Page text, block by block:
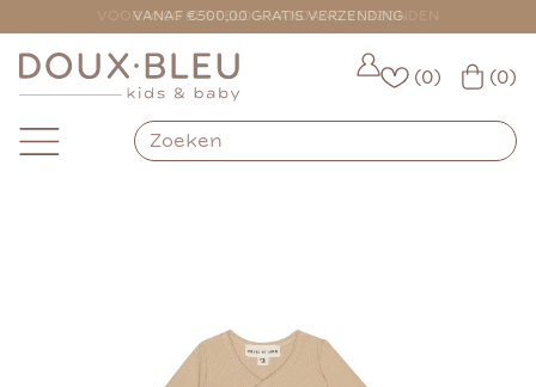
VOOR 16:00 BESTELD = VANDAAG VERZONDEN
(0) (0)